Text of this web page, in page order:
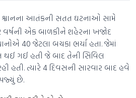
શ્વાનના આતંકની સતત ઘટનાઓ સામે
એક બાળકીને શહેરના ખજોદ
40 જેટલા બચકા ભર્યા હતા. જેમાં
થઈ ગઈ હતી જે બાદ તેની સિવિલ
હતી. ત્યારે 4 દિવસની સારવાર બાદ હવે
છે.